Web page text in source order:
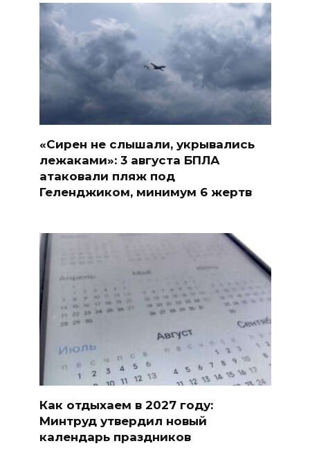
«Сирен не слышали, укрывались
лежаками»: 3 августа БПЛА
атаковали пляж под
Геленджиком, минимум 6 жертв
Как отдыхаем в 2027 году:
Минтруд утвердил новый
календарь праздников